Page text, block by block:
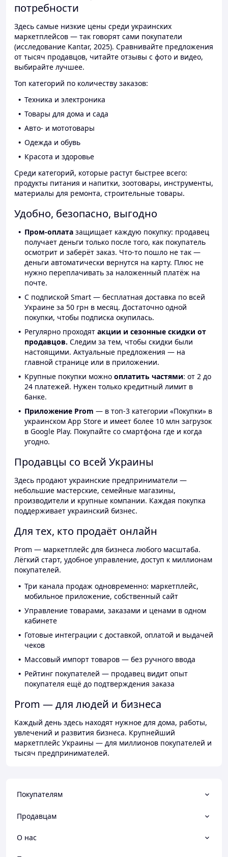
потребности
Здесь самые низкие цены среди украинских
маркетплейсов — так говорят сами покупатели
(исследование Kantar, 2025). Сравнивайте предложения
от тысяч продавцов, читайте отзывы с фото и видео,
выбирайте лучшее.
Топ категорий по количеству заказов:
Техника и электроника
Товары для дома и сада
Авто- и мототовары
Одежда и обувь
Красота и здоровье
Среди категорий, которые растут быстрее всего:
продукты питания и напитки, зоотовары, инструменты,
материалы для ремонта, строительные товары.
Удобно, безопасно, выгодно
Пром-оплата защищает каждую покупку: продавец
получает деньги только после того, как покупатель
осмотрит и заберёт заказ. Что-то пошло не так —
деньги автоматически вернутся на карту. Плюс не
нужно переплачивать за наложенный платёж на
почте.
С подпиской Smart — бесплатная доставка по всей
Украине за 50 грн в месяц. Достаточно одной
покупки, чтобы подписка окупилась.
Регулярно проходят акции и сезонные скидки от
продавцов. Следим за тем, чтобы скидки были
настоящими. Актуальные предложения — на
главной странице или в приложении.
Крупные покупки можно оплатить частями: от 2 до
24 платежей. Нужен только кредитный лимит в
банке.
Приложение Prom — в топ-3 категории «Покупки» в
украинском App Store и имеет более 10 млн загрузок
в Google Play. Покупайте со смартфона где и когда
угодно.
Продавцы со всей Украины
Здесь продают украинские предприниматели —
небольшие мастерские, семейные магазины,
производители и крупные компании. Каждая покупка
поддерживает украинский бизнес.
Для тех, кто продаёт онлайн
Prom — маркетплейс для бизнеса любого масштаба.
Лёгкий старт, удобное управление, доступ к миллионам
покупателей.
Три канала продаж одновременно: маркетплейс,
мобильное приложение, собственный сайт
Управление товарами, заказами и ценами в одном
кабинете
Готовые интеграции с доставкой, оплатой и выдачей
чеков
Массовый импорт товаров — без ручного ввода
Рейтинг покупателей — продавец видит опыт
покупателя ещё до подтверждения заказа
Prom — для людей и бизнеса
Каждый день здесь находят нужное для дома, работы,
увлечений и развития бизнеса. Крупнейший
маркетплейс Украины — для миллионов покупателей и
тысяч предпринимателей.
Покупателям
Продавцам
О нас